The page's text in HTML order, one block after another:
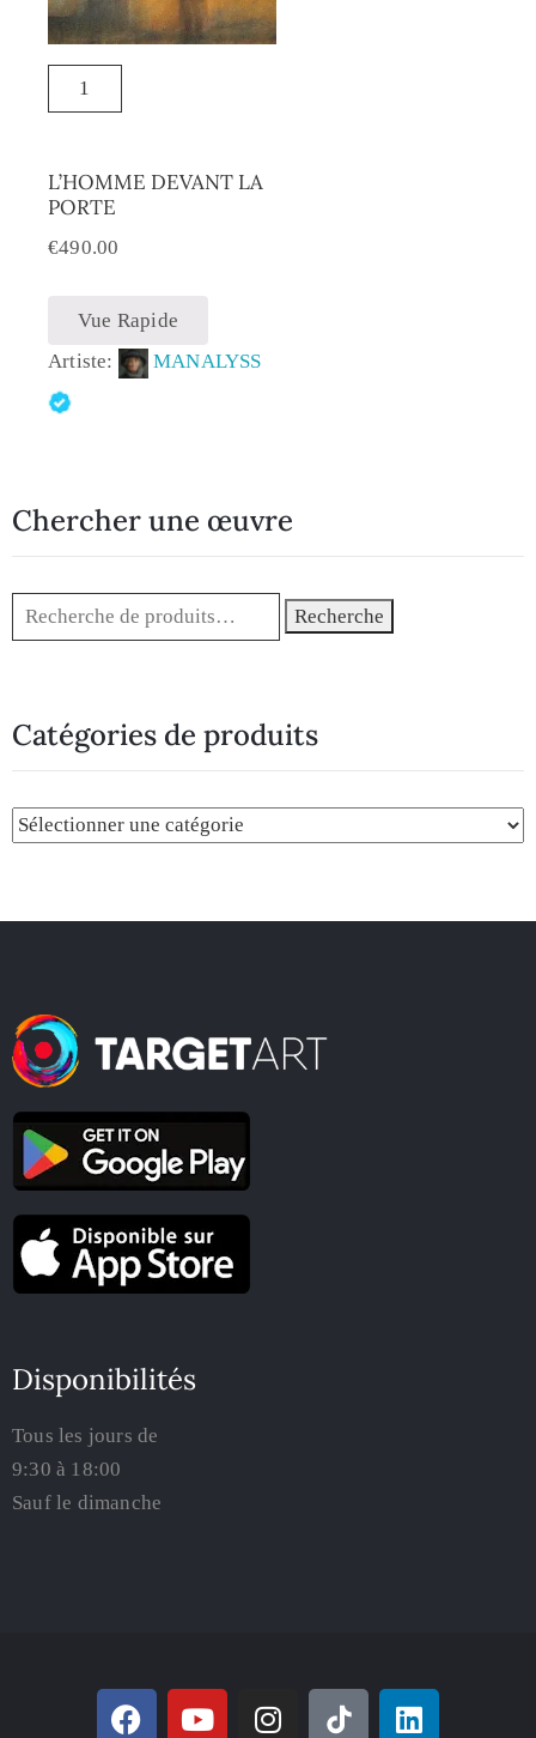
L’HOMME DEVANT LA
PORTE
€490.00
Vue Rapide
Artiste:
MANALYSS
Chercher une œuvre
Recherche
Catégories de produits
Disponibilités
Tous les jours de
9:30 à 18:00
Sauf le dimanche